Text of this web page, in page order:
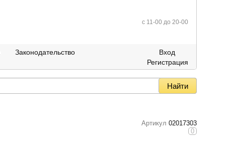
c 11-00 до 20-00
Законодательство
Вход
Регистрация
Артикул 02017303
0